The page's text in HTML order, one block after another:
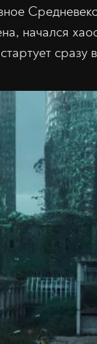
начался
сразу